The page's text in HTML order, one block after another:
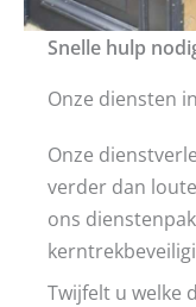
Snelle hulp
Onze diensten
Onze
verder dan
ons
Twijfelt u welke